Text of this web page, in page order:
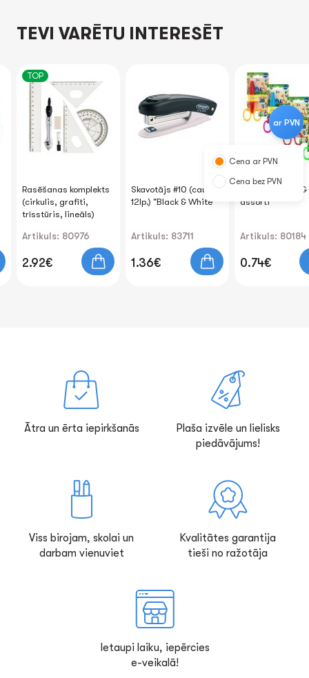
TEVI VARĒTU INTERESĒT
TOP
Rasēšanas komplekts
(cirkulis, grafīti,
trīsstūris, lineāls)
Artikuls: 80976
2.92€
Skavotājs #10 (cauršūt
12lp.) "Black & White"
Artikuls: 83711
1.36€
Šķēres ZIG-ZAG
assorti
Artikuls: 80184
0.74€
ar PVN
Cena ar PVN
Cena bez PVN
Ātra un ērta iepirkšanās
Plaša izvēle un lielisks
piedāvājums!
Viss birojam, skolai un
darbam vienuviet
Kvalitātes garantija
tieši no ražotāja
Ietaupi laiku, iepērcies
e-veikalā!